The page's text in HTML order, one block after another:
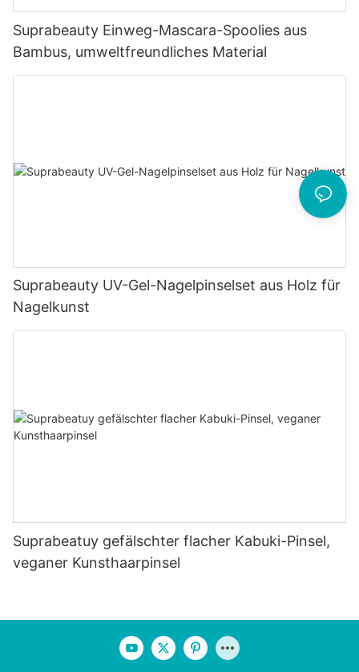
Suprabeauty Einweg-Mascara-Spoolies aus
Bambus, umweltfreundliches Material
Suprabeauty UV-Gel-Nagelpinselset aus Holz für
Nagelkunst
Suprabeatuy gefälschter flacher Kabuki-Pinsel,
veganer Kunsthaarpinsel